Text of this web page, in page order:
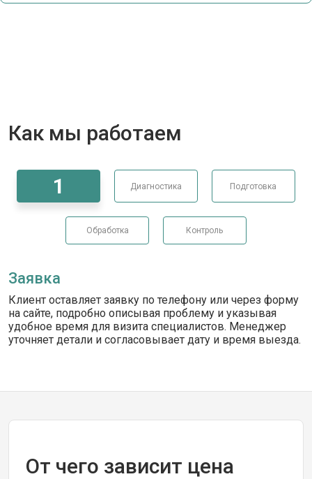
Как мы работаем
1 Диагностика Подготовка
Обработка Контроль
Заявка
Клиент оставляет заявку по телефону или через форму
на сайте, подробно описывая проблему и указывая
удобное время для визита специалистов. Менеджер
уточняет детали и согласовывает дату и время выезда.
От чего зависит цена